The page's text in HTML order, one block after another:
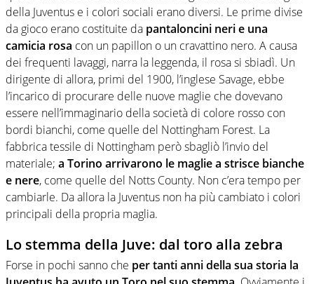
della Juventus e i colori sociali erano diversi. Le prime divise
da gioco erano costituite da pantaloncini neri e una
camicia rosa con un papillon o un cravattino nero. A causa
dei frequenti lavaggi, narra la leggenda, il rosa si sbiadì. Un
dirigente di allora, primi del 1900, l’inglese Savage, ebbe
l’incarico di procurare delle nuove maglie che dovevano
essere nell’immaginario della società di colore rosso con
bordi bianchi, come quelle del Nottingham Forest. La
fabbrica tessile di Nottingham però sbagliò l’invio del
materiale; a Torino arrivarono le maglie a strisce bianche
e nere, come quelle del Notts County. Non c’era tempo per
cambiarle. Da allora la Juventus non ha più cambiato i colori
principali della propria maglia.
Lo stemma della Juve: dal toro alla zebra
Forse in pochi sanno che per tanti anni della sua storia la